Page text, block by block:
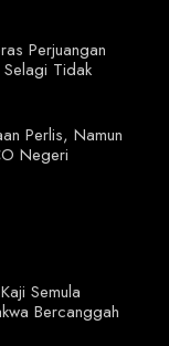
Perjuangan
Tidak
Perlis, Namun
Negeri
Semula
Bercanggah